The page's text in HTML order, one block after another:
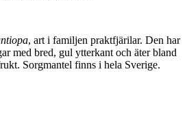
, art i familjen praktfjärilar. Den har
med bred, gul ytterkant och äter bland
Sorgmantel finns i hela Sverige.